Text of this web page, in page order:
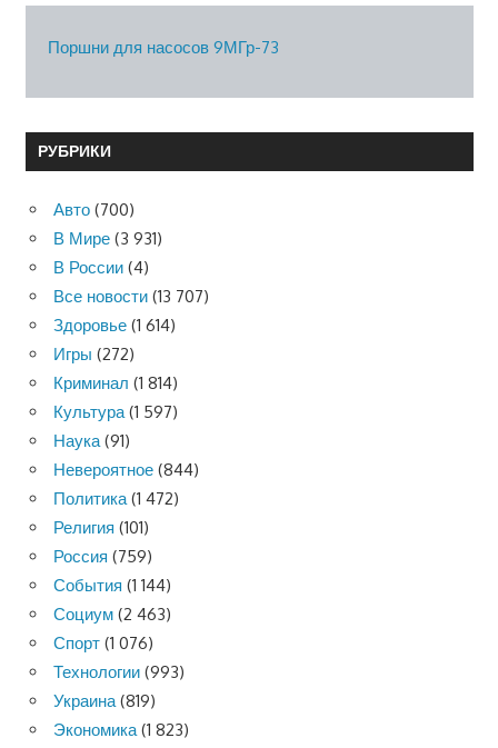
Поршни для насосов 9МГр-73
РУБРИКИ
Авто (700)
В Мире (3 931)
В России (4)
Все новости (13 707)
Здоровье (1 614)
Игры (272)
Криминал (1 814)
Культура(1 597)
Наука(91)
Невероятное (844)
Политика(1 472)
Религия (101)
Россия (759)
События (1 144)
Социум (2 463)
Спорт (1 076)
Технологии (993)
Украина(819)
Экономика(1 823)